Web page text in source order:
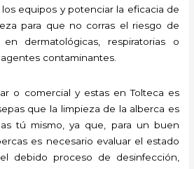
los equipos y potenciar la eficacia de
para que no corras el riesgo de
dermatológicas, respiratorias o
contaminantes.
o comercial y estas en Tolteca es
que la limpieza de la alberca es
tú mismo, ya que, para un buen
es necesario evaluar el estado
debido proceso de desinfección,